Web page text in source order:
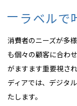
ラベルで
消費者のニーズが多
も個々の顧客に合わ
がますます重要視さ
ディアでは、デジタ
たします。